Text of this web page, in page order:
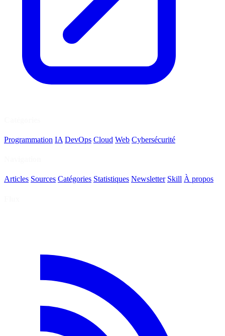
Programmation IA DevOps Cloud Web Cybersécurité
Articles Sources Catégories Statistiques Newsletter Skill À propos